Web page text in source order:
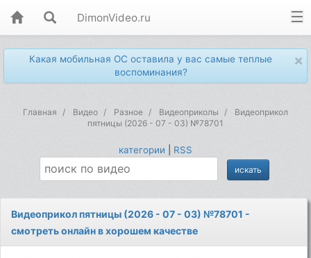
DimonVideo.ru
×
Какая мобильная ОС оставила у вас самые теплые
воспоминания?
Главная Видео Разное Видеоприколы
Видеоприкол
пятницы (2026 - 07 - 03) №78701
категории RSS
Видеоприкол пятницы (2026 - 07 - 03) №78701 -
смотреть онлайн в хорошем качестве